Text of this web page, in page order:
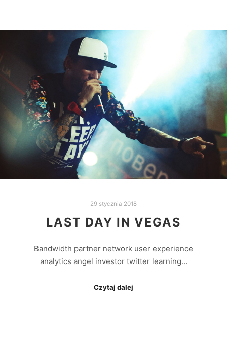
29 stycznia 2018
LAST DAY IN VEGAS
Bandwidth partner network user experience
analytics angel investor twitter learning…
Czytaj dalej